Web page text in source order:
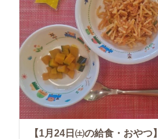
【1月24日㈯の給食・おやつ】